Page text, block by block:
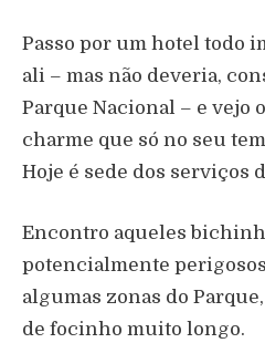
Passo por um hotel todo
ali – mas não deveria,
Parque Nacional – e vejo
charme que só no seu
Hoje é sede dos serviços
Encontro aqueles
potencialmente
algumas zonas do
de focinho muito longo.